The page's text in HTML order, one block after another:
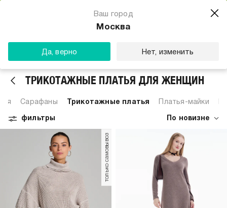
Ваш город
Москва
Да, верно Нет, изменить
ТРИКОТАЖНЫЕ ПЛАТЬЯ ДЛЯ ЖЕНЩИН
Сарафаны Трикотажные платья Платья-майки
По новизне
фильтры
только самовывоз
Магазин одежды для тебя